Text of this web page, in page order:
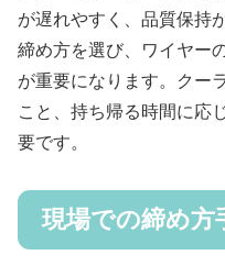
が遅れやすく、品質保持
締め方を選び、ワイヤー
が重要になります。クー
こと、持ち帰る時間に応
要です。
現場での締め方